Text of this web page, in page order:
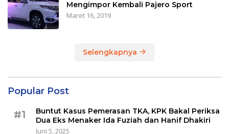
Mengimpor Kembali Pajero Sport
Maret 16, 2019
Selengkapnya
Popular Post
#1
Buntut Kasus Pemerasan TKA, KPK Bakal Periksa
Dua Eks Menaker Ida Fuziah dan Hanif Dhakiri
Juni 5, 2025